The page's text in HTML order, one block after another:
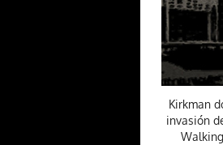
Kirkman
invasión